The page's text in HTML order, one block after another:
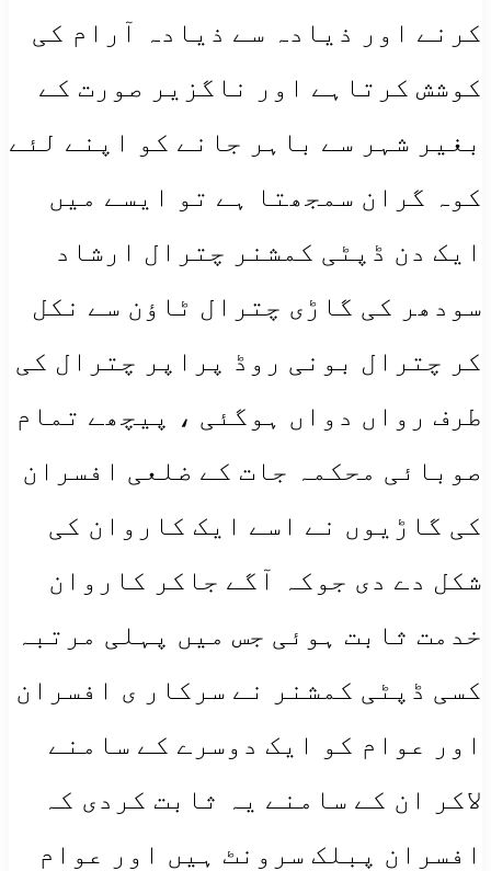
کرنے اور ذیادہ سے ذیادہ آرام کی
کوشش کرتاہے اور ناگزیر صورت کے
بغیر شہر سے باہر جانے کو اپنے لئے
کوہ گران سمجھتا ہے تو ایسے میں
ایک دن ڈپٹی کمشنر چترال ارشاد
سودھر کی گاڑی چترال ٹاؤن سے نکل
کر چترال بونی روڈ پراپر چترال کی
طرف رواں دواں ہوگئی ، پیچھے تمام
صوبائی محکمہ جات کے ضلعی افسران
کی گاڑیوں نے اسے ایک کاروان کی
شکل دے دی جوکہ آگے جاکر کاروان
خدمت ثابت ہوئی جس میں پہلی مرتبہ
کسی ڈپٹی کمشنر نے سرکار ی افسران
اور عوام کو ایک دوسرے کے سامنے
لاکر ان کے سامنے یہ ثابت کردی کہ
افسران پبلک سرونٹ ہیں اور عوام